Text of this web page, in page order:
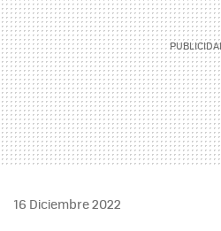
16 Diciembre 2022